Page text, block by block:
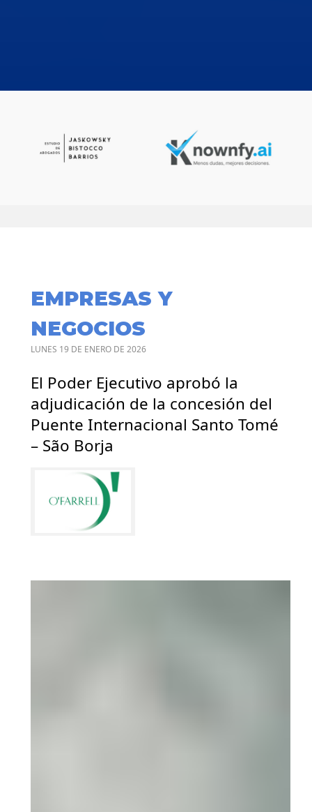
EMPRESAS Y
NEGOCIOS
LUNES 19 DE ENERO DE 2026
El Poder Ejecutivo aprobó la
adjudicación de la concesión del
Puente Internacional Santo Tomé
– São Borja